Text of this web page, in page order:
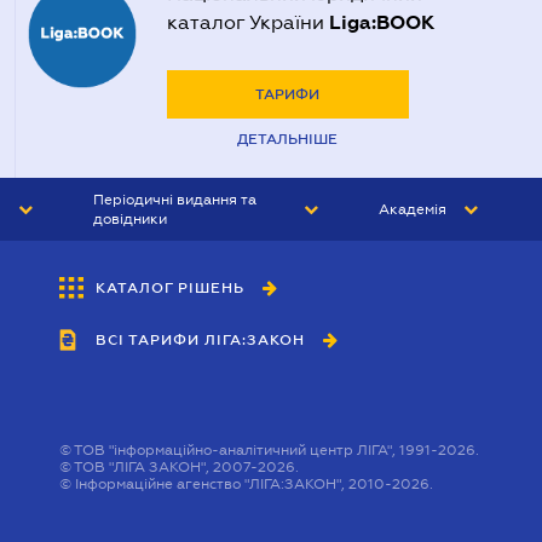
каталог України Liga:BOOK
ТАРИФИ
ДЕТАЛЬНІШЕ
Періодичні видання та
довідники
БУХГАЛТЕР&ЗАКОН
ВІСНИК МСФЗ
Академія
КАТАЛОГ РІШЕНЬ
ВСІ ТАРИФИ ЛІГА:ЗАКОН
©ТОВ "інформаційно-аналітичний центр ЛІГА", 1991-2026.
©ТОВ "ЛІГА ЗАКОН", 2007-2026.
© Інформаційне агенство "ЛІГА:ЗАКОН", 2010-2026.